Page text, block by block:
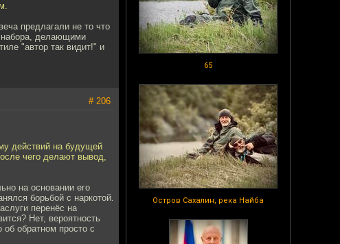
65
Остров Сахалин, река Найба
предлагали не то что
набора, делающими
"автор так видит!" и
# 206
действий на будущей
чего делают вывод,
на основании его
борьбой с наркотой.
перенёс на
Нет, вероятность
об обратном просто с